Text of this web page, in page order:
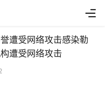
遭受网络攻击感染勒
遭受网络攻击